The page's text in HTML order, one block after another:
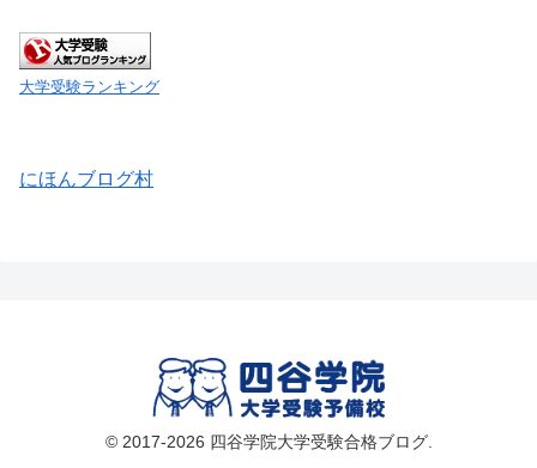
大学受験ランキング
にほんブログ村
© 2017-2026 四谷学院大学受験合格ブログ.